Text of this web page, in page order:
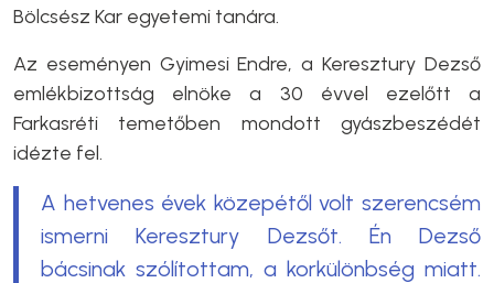
Bölcsész Kar egyetemi tanára.
Az eseményen Gyimesi Endre, a Keresztury Dezső
emlékbizottság elnöke a 30 évvel ezelőtt a
Farkasréti temetőben mondott gyászbeszédét
idézte fel.
A hetvenes évek közepétől volt szerencsém
ismerni Keresztury Dezsőt. Én Dezső
bácsinak szólítottam, a korkülönbség miatt.